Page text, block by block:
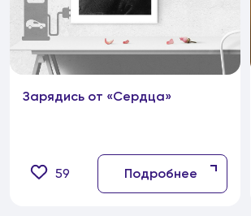
Зарядись от «Сердца»
59 Подробнее